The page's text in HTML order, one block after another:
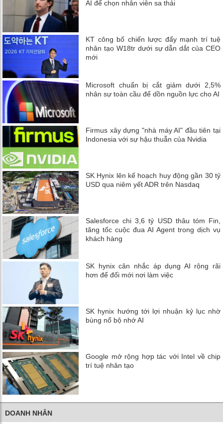
AI để chọn nhân viên sa thải
KT công bố chiến lược đẩy mạnh trí tuệ
nhân tạo W18tr dưới sự dẫn dắt của CEO
mới
Microsoft chuẩn bị cắt giảm dưới 2,5%
nhân sự toàn cầu để dồn nguồn lực cho AI
Firmus xây dựng "nhà máy AI" đầu tiên tại
Indonesia với sự hậu thuẫn của Nvidia
SK Hynix lên kế hoạch huy động gần 30 tỷ
USD qua niêm yết ADR trên Nasdaq
Salesforce chi 3,6 tỷ USD thâu tóm Fin,
tăng tốc cuộc đua AI Agent trong dịch vụ
khách hàng
SK hynix cân nhắc áp dụng AI rộng rãi
hơn để đổi mới nơi làm việc
SK hynix hướng tới lợi nhuận kỷ lục nhờ
bùng nổ bộ nhớ AI
Google mở rộng hợp tác với Intel về chip
trí tuệ nhân tạo
DOANH NHÂN